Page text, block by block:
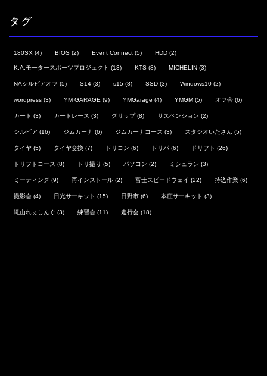
タグ
180SX (4) BIOS (2) Event Connect (5) HDD (2)
K.A.モータースポーツプロジェクト (13) KTS (8) MICHELIN (3)
NAシルビアオフ (5) S14 (3) s15 (8) SSD (3) Windows10 (2)
wordpress (3) YM GARAGE (9) YMGarage (4) YMGM (5) オフ会 (6)
カート (3) カートレース (3) グリップ(8) サスペンション (2)
シルビア (16) ジムカーナ (6) ジムカーナコース (3) スタジオいたさん (5)
タイヤ (5) タイヤ交換 (7) ドリコン (6) ドリパ (6) ドリフト (26)
ドリフトコース (8) ドリ撮り (5) パソコン (2) ミシュラン (3)
ミーティング (9) 再インストール (2) 富士スピードウェイ (22) 持込作業 (6)
撮影会 (4) 日光サーキット (15) 日野市 (6) 本庄サーキット (3)
滝山れぇしんぐ (3) 練習会 (11) 走行会 (18)